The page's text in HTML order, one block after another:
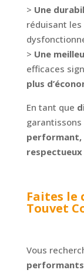
> Une
réduisant
> Une
efficaces
plus
En tant que
performant,
respectueux
Faites le
Touvet
Vous